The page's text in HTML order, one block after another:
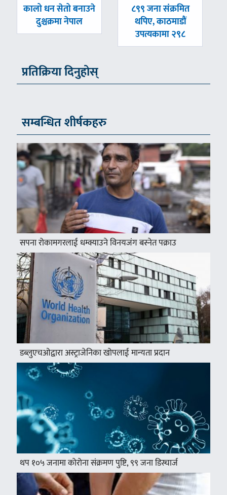
पछिल्लाे
कालो धन सेतो बनाउने
दुश्चक्रमा नेपाल
अघिल्लाे
८९९ जना संक्रमित
थपिए, काठमाडौं
उपत्यकामा २९८
प्रतिक्रिया दिनुहोस्
सम्बन्धित शीर्षकहरु
सपना रोकामगरलाई धम्क्याउने विनयजंग बस्नेत पक्राउ
डब्लुएचओद्वारा अस्ट्राजेनिका खोपलाई मान्यता प्रदान
थप १०५ जनामा कोरोना संक्रमण पुष्टि, ९९ जना डिस्चार्ज